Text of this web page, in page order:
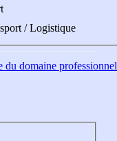
/ Logistique
domaine professionnel